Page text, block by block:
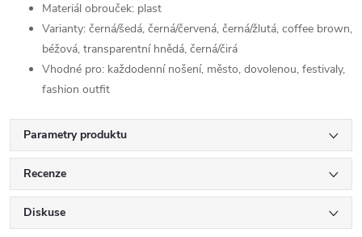
Materiál obrouček: plast
Varianty: černá/šedá, černá/červená, černá/žlutá, coffee brown,
béžová, transparentní hnědá, černá/čirá
Vhodné pro: každodenní nošení, město, dovolenou, festivaly,
fashion outfit
Parametry produktu
Recenze
Diskuse